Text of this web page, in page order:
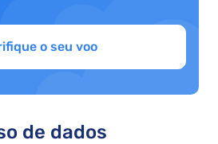
o seu voo
de dados